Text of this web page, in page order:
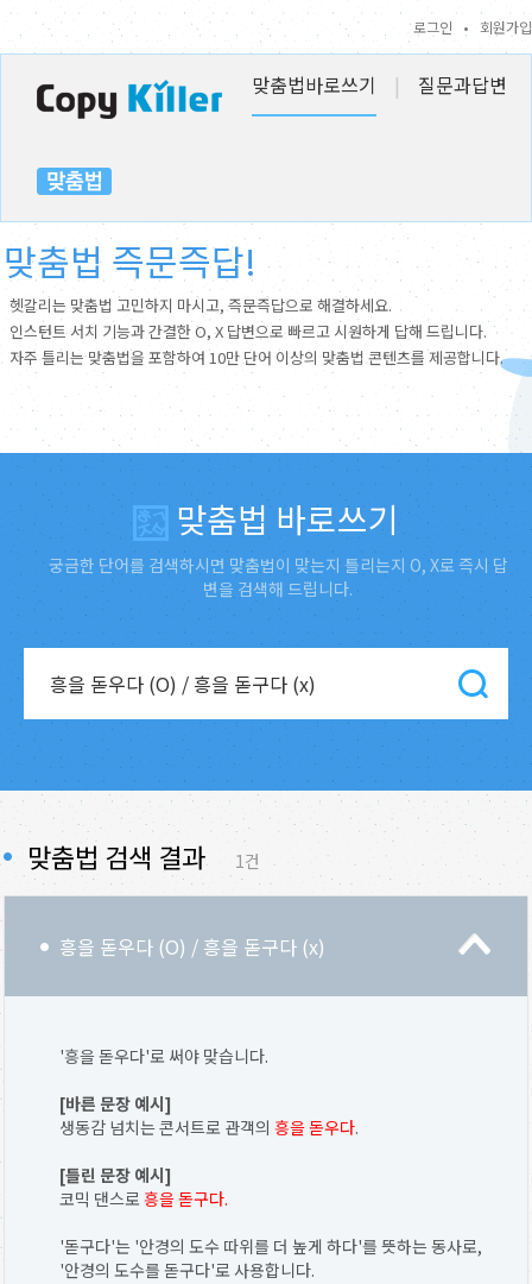
로그인 • 회원가입
맞춤법바로쓰기 | 질문과답변
맞춤법 즉문즉답!
헷갈리는 맞춤법 고민하지 마시고, 즉문즉답으로 해결하세요.
인스턴트 서치 기능과 간결한 O, X 답변으로 빠르고 시원하게 답해 드립니다.
자주 틀리는 맞춤법을 포함하여 10만 단어 이상의 맞춤법 콘텐츠를 제공합니다.
맞춤법 바로쓰기
궁금한 단어를 검색하시면 맞춤법이 맞는지 틀리는지 O, X로 즉시 답
변을 검색해 드립니다.
맞춤법 검색 결과 1건
흥을 돋우다 (O) / 흥을 돋구다 (x)
'흥을 돋우다'로 써야 맞습니다.
[바른 문장 예시]
생동감 넘치는 콘서트로 관객의 흥을 돋우다.
[틀린 문장 예시]
코믹 댄스로 흥을 돋구다.
'돋구다'는 '안경의 도수 따위를 더 높게 하다'를 뜻하는 동사로,
'안경의 도수를 돋구다'로 사용합니다.